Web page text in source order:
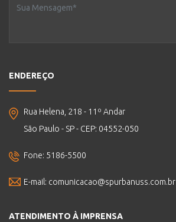
ENDEREÇO
Rua Helena, 218 - 11º Andar
São Paulo - SP - CEP: 04552-050
Fone: 5186-5500
E-mail: comunicacao@spurbanuss.com.br
ATENDIMENTO À IMPRENSA